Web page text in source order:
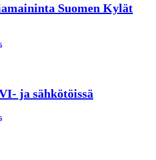
Suomen Kylät
ja sähkötöissä